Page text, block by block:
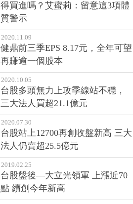
得買進嗎？艾蜜莉：留意這3項體
質警示
2020.11.09
健鼎前三季EPS 8.17元，全年可望
再賺逾一個股本
2020.10.05
台股多頭無力上攻季線站不穩，
三大法人買超21.1億元
2020.07.30
台股站上12700再創收盤新高 三大
法人仍賣超25.5億元
2019.02.25
台股盤後—大立光領軍 上漲近70
點 續創今年新高